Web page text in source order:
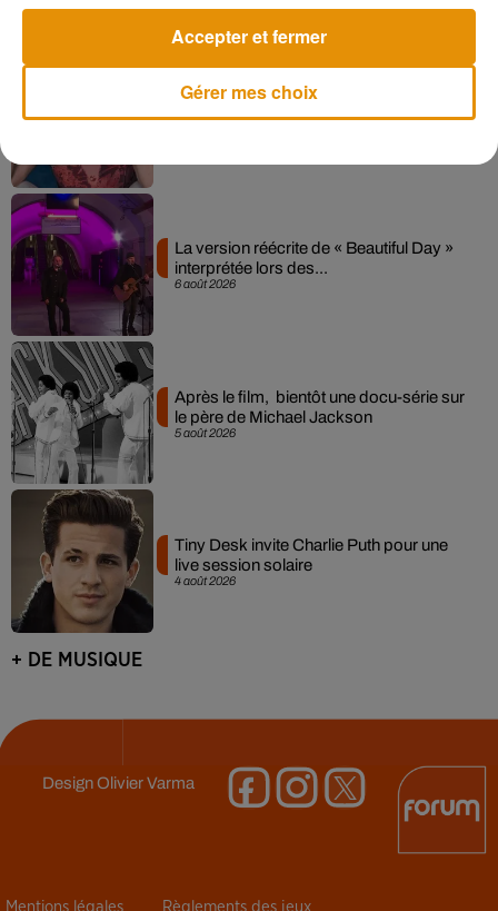
Pomme emprunte le décor de l’émission
« Loups Garous » pour son...
6 août 2026
La version réécrite de « Beautiful Day »
interprétée lors des...
5 août 2026
Après le film, bientôt une docu-série sur
le père de Michael Jackson
4 août 2026
Tiny Desk invite Charlie Puth pour une
live session solaire
+ DE MUSIQUE
DesignOlivier Varma
Mentions légales Règlements des jeux
Gérer mes choix
Accepter et fermer